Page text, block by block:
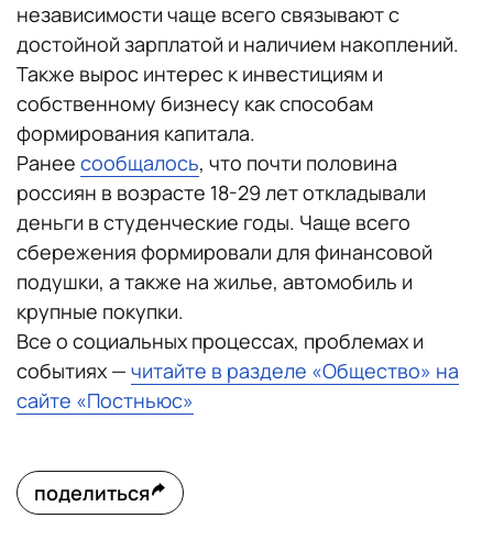
независимости чаще всего связывают с
достойной зарплатой и наличием накоплений.
Также вырос интерес к инвестициям и
собственному бизнесу как способам
формирования капитала.
Ранее сообщалось, что почти половина
россиян в возрасте 18-29 лет откладывали
деньги в студенческие годы. Чаще всего
сбережения формировали для финансовой
подушки, а также на жилье, автомобиль и
крупные покупки.
Все о социальных процессах, проблемах и
событиях — читайте в разделе «Общество» на
сайте «Постньюс»
поделиться